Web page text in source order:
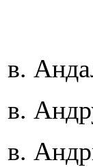
в.
в.
в.